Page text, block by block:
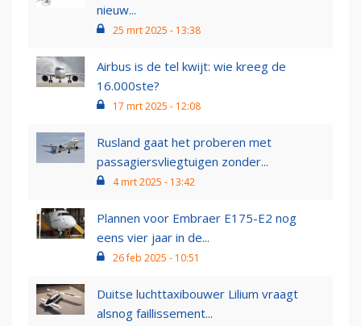
nieuw...
25 mrt 2025 - 13:38
Airbus is de tel kwijt: wie kreeg de
16.000ste?
17 mrt 2025 - 12:08
Rusland gaat het proberen met
passagiersvliegtuigen zonder...
4 mrt 2025 - 13:42
Plannen voor Embraer E175-E2 nog
eens vier jaar in de...
26 feb 2025 - 10:51
Duitse luchttaxibouwer Lilium vraagt
alsnog faillissement...